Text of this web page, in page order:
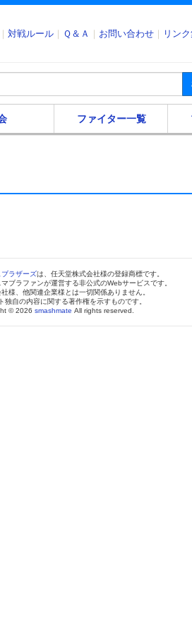
対戦ルール Ｑ＆Ａ お問い合わせ リン
ファイター一覧
ラザーズは、任天堂株式会社様の登録商標です。
ブラファンが運営する非公式のWebサービスです。
様、他関連企業様とは一切関係ありません。
独自の内容に関する著作権を示すものです。
© 2026 smashmate All rights reserved.